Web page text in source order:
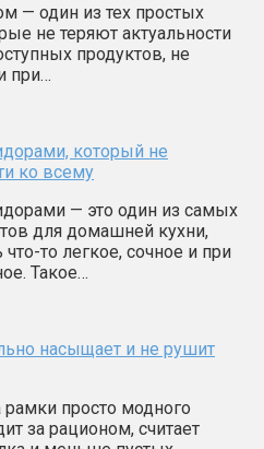
— один из тех простых
не теряют актуальности
продуктов, не
при…
который не
ко всему
— это один из самых
для домашней кухни,
что-то легкое, сочное и при
Такое…
насыщает и не рушит
просто модного
за рационом, считает